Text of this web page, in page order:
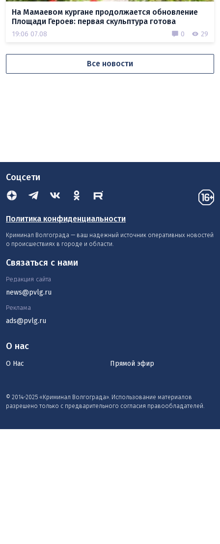
На Мамаевом кургане продолжается обновление
Площади Героев: первая скульптура готова
19:06 07.08 0 29
Все новости
Соцсети
Политика конфиденциальности
Криминал Волгограда — ваш надежный источник оперативных новостей
о происшествиях в городе и области.
О нас
О Нас Прямой эфир
© 2014-2025 «Криминал Волгограда». Использование материалов
разрешено только с предварительного согласия правообладателей.
Связаться с нами
Редакция сайта
news@pvlg.ru
Реклама
ads@pvlg.ru